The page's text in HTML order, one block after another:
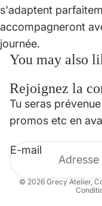
s'adaptent
accompagneront
journée.
You may also
Rejoignez la
Tu seras
promos etc en
E-mail
© 2026 Grecy Atelier,
Politique de
Politique de
Mentions légales